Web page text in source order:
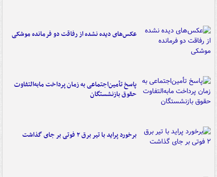
عکس‌های دیده نشده از رفاقت دو فرمانده‌ موشکی
پاسخ تأمین‌اجتماعی به زمان پرداخت مابه‌التفاوت
حقوق بازنشستگان
برخورد پراید با تیر برق ۲ فوتی بر جای گذاشت